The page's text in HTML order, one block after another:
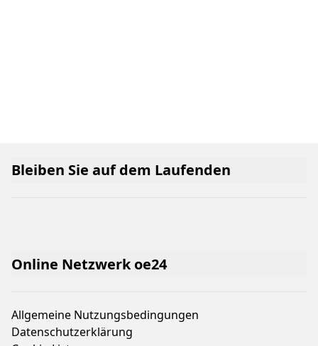
Online Netzwerk oe24
Allgemeine Nutzungsbedingungen
Datenschutzerklärung
Bleiben Sie auf dem Laufenden